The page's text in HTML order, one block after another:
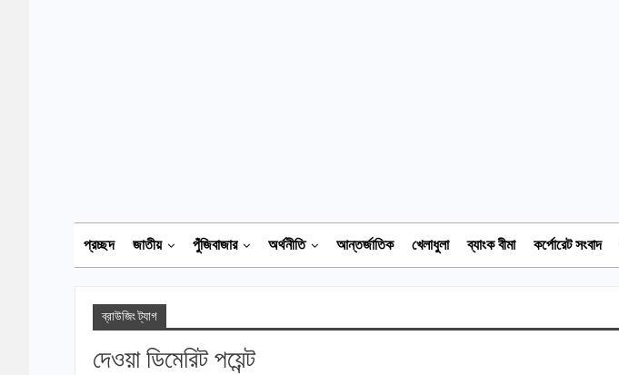
প্রচ্ছদ জাতীয় পুঁজিবাজার অর্থনীতি আন্তর্জাতিক খেলাধুলা ব্যাংক বীমা কর্পোরেট সংবাদ
ব্রাউজিং ট্যাগ
দেওয়া ডিমেরিট পয়েন্ট